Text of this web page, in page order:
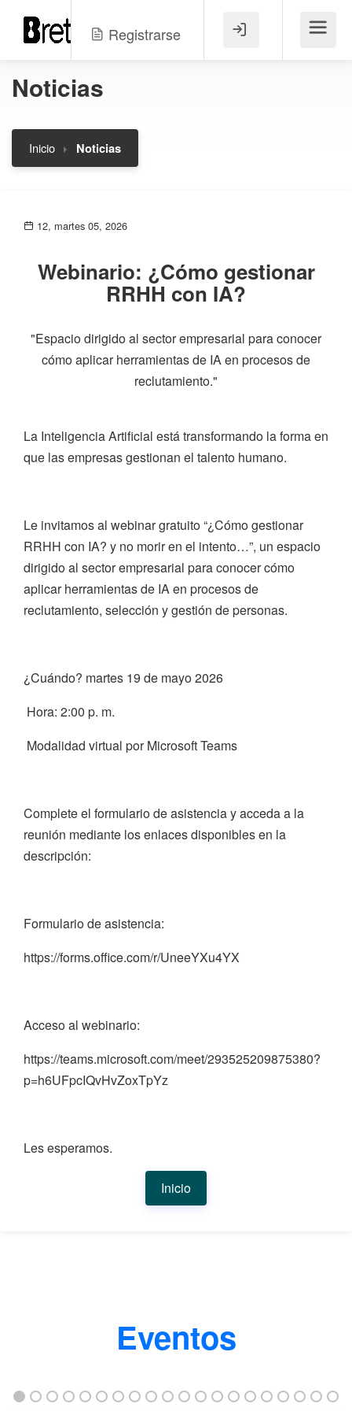
Registrarse Menú
Noticias
Inicio Noticias
12, martes 05, 2026
Webinario: ¿Cómo gestionar
RRHH con IA?
"Espacio dirigido al sector empresarial para conocer
cómo aplicar herramientas de IA en procesos de
reclutamiento."
La Inteligencia Artificial está transformando la forma en
que las empresas gestionan el talento humano.
Le invitamos al webinar gratuito “¿Cómo gestionar
RRHH con IA? y no morir en el intento…”, un espacio
dirigido al sector empresarial para conocer cómo
aplicar herramientas de IA en procesos de
reclutamiento, selección y gestión de personas.
¿Cuándo? martes 19 de mayo 2026
Hora: 2:00 p. m.
Modalidad virtual por Microsoft Teams
Complete el formulario de asistencia y acceda a la
reunión mediante los enlaces disponibles en la
descripción:
Formulario de asistencia:
https://forms.office.com/r/UneeYXu4YX
Acceso al webinario:
https://teams.microsoft.com/meet/293525209875380?
p=h6UFpcIQvHvZoxTpYz
Les esperamos.
Inicio
Eventos